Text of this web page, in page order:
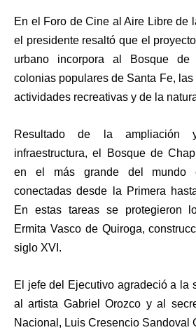
En el Foro de Cine al Aire Libre de
el presidente resaltó que el
urbano incorpora al Bosque
colonias populares de Santa Fe,
actividades recreativas y de la
Resultado de la ampliación
infraestructura, el Bosque de
en el más grande del mundo
conectadas desde la Primera
En estas tareas se protegieron
Ermita Vasco de Quiroga,
siglo XVI.
El jefe del Ejecutivo agradeció a la
al artista Gabriel Orozco y al
Nacional, Luis Cresencio Sandoval